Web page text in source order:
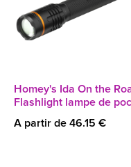
Homey's Ida On the
Flashlight lampe de
A partir de 46.15 €